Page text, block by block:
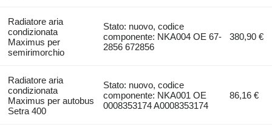
Radiatore aria
condizionata
Maximus per
semirimorchio
Stato: nuovo, codice
componente: NKA004 OE 67-
2856 672856
380,90 €
Radiatore aria
condizionata
Maximus per autobus
Setra 400
Stato: nuovo, codice
componente: NKA001 OE
0008353174 A0008353174
86,16 €